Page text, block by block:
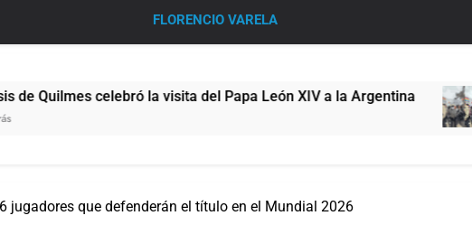
FLORENCIO VARELA
celebró la visita del Papa León XIV a la Argentina
15
jugadores que defenderán el título en el Mundial 2026